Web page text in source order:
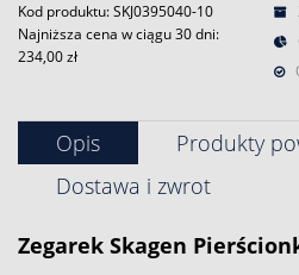
Kod produktu: SKJ0395040-10
Najniższa cena w ciągu 30 dni:
234,00 zł
Opis
Produkty
Dostawa i zwrot
Zegarek Skagen